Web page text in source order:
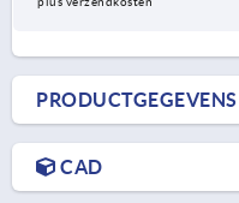
PRODUCTGEGEVENS
CAD